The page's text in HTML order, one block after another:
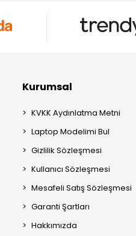
Kurumsal
KVKK Aydınlatma Metni
Laptop Modelimi Bul
Gizlilik Sözleşmesi
Kullanıcı Sözleşmesi
Mesafeli Satış Sözleşmesi
Garanti Şartları
Hakkımızda